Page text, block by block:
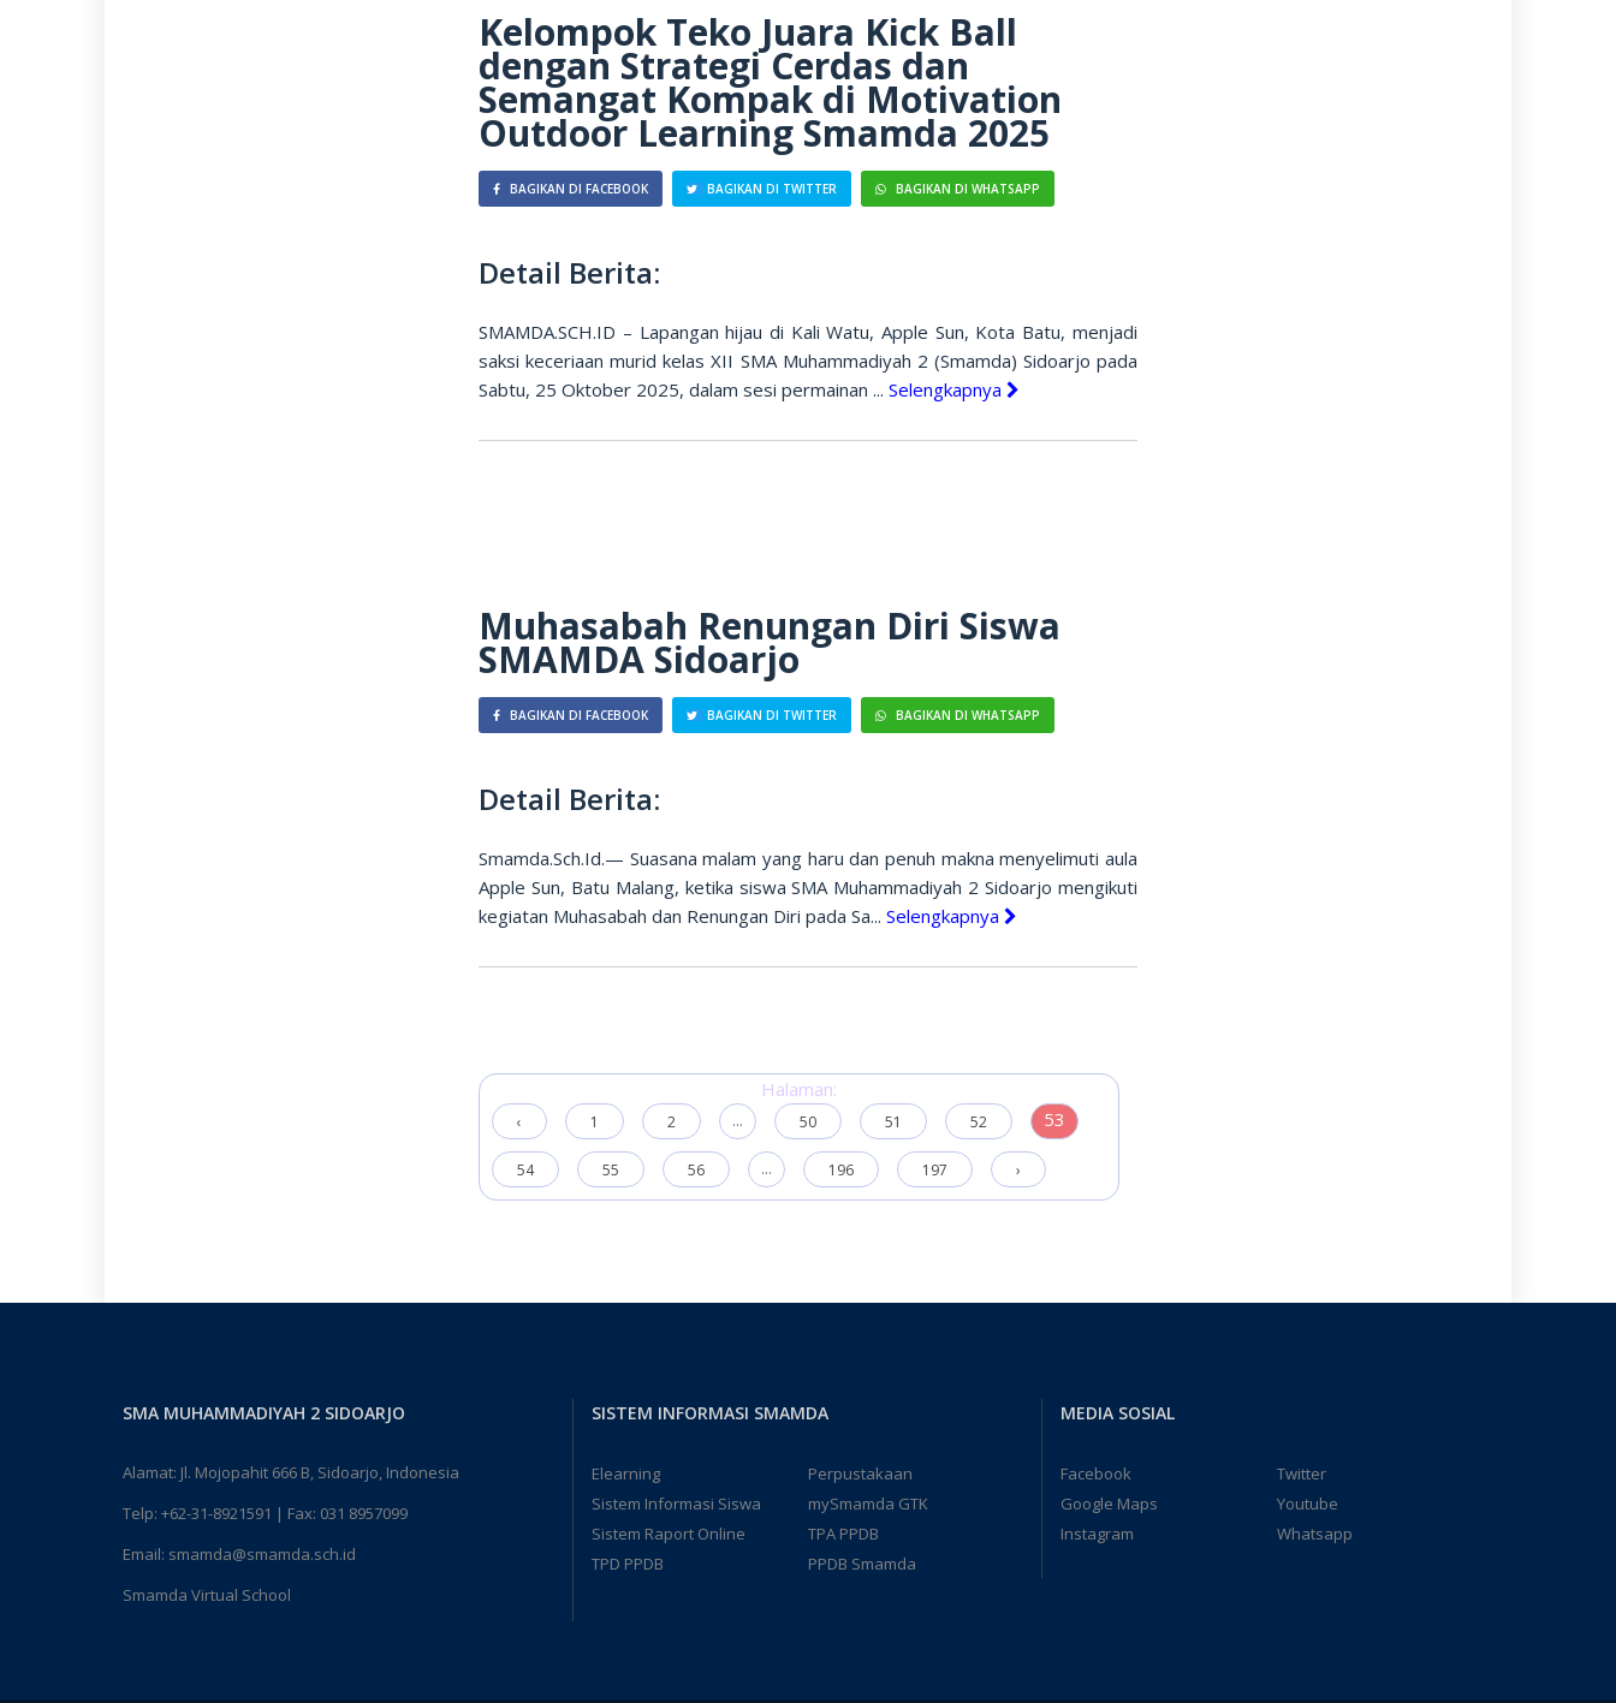
Kelompok Teko Juara Kick Ball
dengan Strategi Cerdas dan
Semangat Kompak di Motivation
Outdoor Learning Smamda 2025
BAGIKAN DI FACEBOOK BAGIKAN DI TWITTER BAGIKAN DI WHATSAPP
Detail Berita:
SMAMDA.SCH.ID – Lapangan hijau di Kali Watu, Apple Sun, Kota Batu, menjadi
saksi keceriaan murid kelas XII SMA Muhammadiyah 2 (Smamda) Sidoarjo pada
Sabtu, 25 Oktober 2025, dalam sesi permainan ...Selengkapnya
Muhasabah Renungan Diri Siswa
SMAMDA Sidoarjo
BAGIKAN DI FACEBOOK BAGIKAN DI TWITTER BAGIKAN DI WHATSAPP
Detail Berita:
Smamda.Sch.Id.— Suasana malam yang haru dan penuh makna menyelimuti aula
Apple Sun, Batu Malang, ketika siswa SMA Muhammadiyah 2 Sidoarjo mengikuti
kegiatan Muhasabah dan Renungan Diri pada Sa...Selengkapnya
Halaman:
‹ 1 2 ... 50 51 52 53
54 55 56 ... 196 197 ›
SMA MUHAMMADIYAH 2 SIDOARJO
Alamat: Jl. Mojopahit 666 B, Sidoarjo, Indonesia
Telp: +62-31-8921591 | Fax: 031 8957099
Email: smamda@smamda.sch.id
Smamda Virtual School
SISTEM INFORMASI SMAMDA
Elearning
Perpustakaan
Sistem Informasi Siswa
mySmamda GTK
Sistem Raport Online
TPA PPDB
TPD PPDB
PPDB Smamda
MEDIA SOSIAL
Facebook
Twitter
Google Maps
Youtube
Instagram
Whatsapp